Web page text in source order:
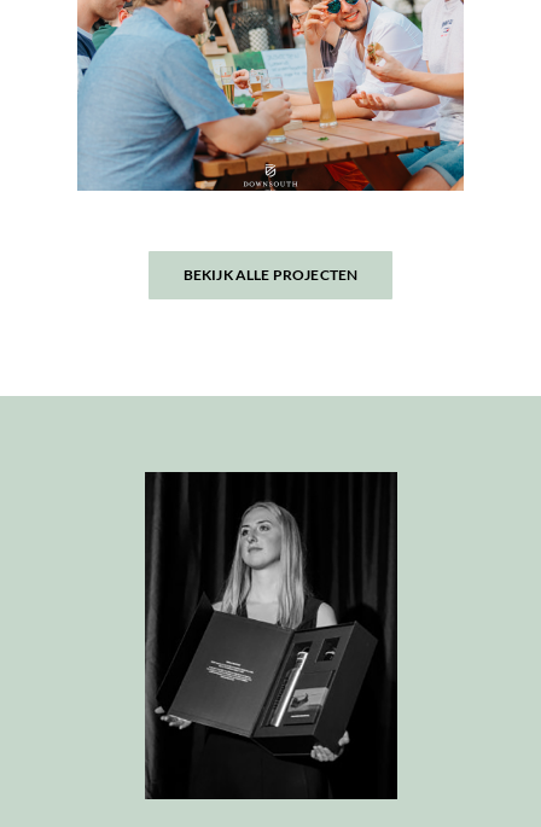
BEKIJK ALLE PROJECTEN